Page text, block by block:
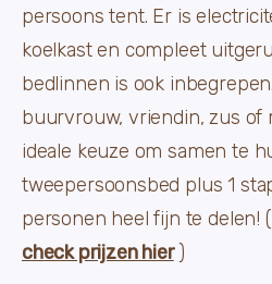
persoons tent. Er is
koelkast en compleet
bedlinnen is ook
buurvrouw, vriendin, zus of
ideale keuze om samen te
tweepersoonsbed plus 1
personen heel fijn te delen! (
check prijzen hier )